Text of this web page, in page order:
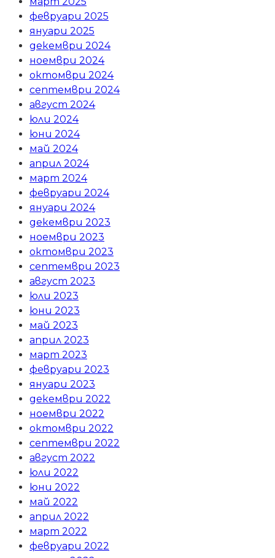
февруари 2025
януари 2025
декември 2024
ноември 2024
октомври 2024
септември 2024
август 2024
юли 2024
юни 2024
май 2024
април 2024
март 2024
февруари 2024
януари 2024
декември 2023
ноември 2023
октомври 2023
септември 2023
август 2023
юли 2023
юни 2023
май 2023
април 2023
март 2023
февруари 2023
януари 2023
декември 2022
ноември 2022
октомври 2022
септември 2022
август 2022
юли 2022
юни 2022
май 2022
април 2022
март 2022
февруари 2022